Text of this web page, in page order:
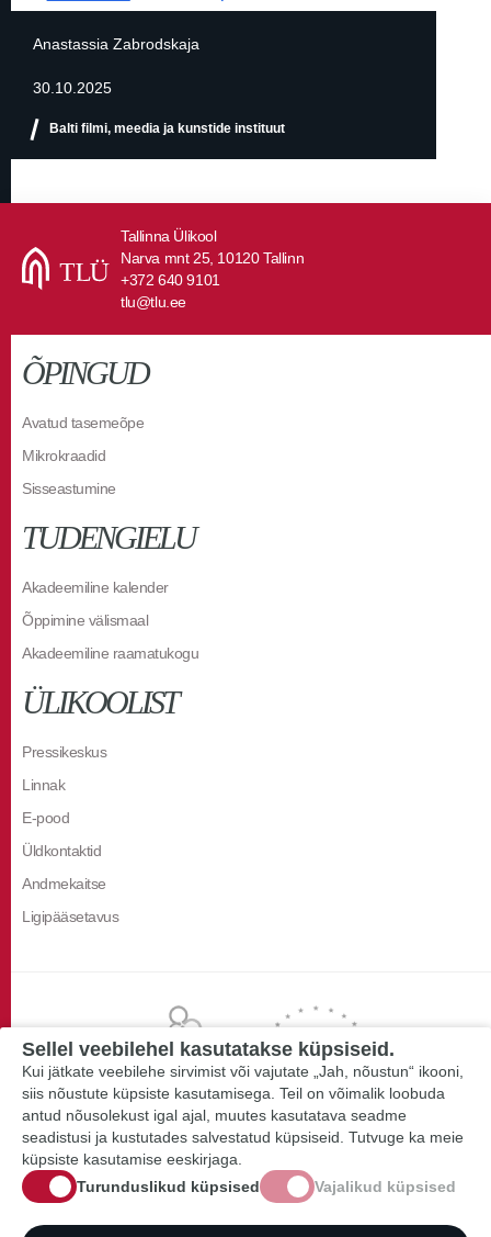
Anastassia Zabrodskaja
30.10.2025
Balti filmi, meedia ja kunstide instituut
Tallinna Ülikool
Narva mnt 25, 10120 Tallinn
+372 640 9101
tlu@tlu.ee
ÕPINGUD
Avatud tasemeõpe
Mikrokraadid
Sisseastumine
TUDENGIELU
Akadeemiline kalender
Õppimine välismaal
Akadeemiline raamatukogu
ÜLIKOOLIST
Pressikeskus
Linnak
E-pood
Üldkontaktid
Andmekaitse
Ligipääsetavus
Sellel veebilehel kasutatakse küpsiseid.
Kui jätkate veebilehe sirvimist või vajutate „Jah, nõustun“ ikooni,
siis nõustute küpsiste kasutamisega. Teil on võimalik loobuda
antud nõusolekust igal ajal, muutes kasutatava seadme
seadistusi ja kustutades salvestatud küpsiseid. Tutvuge ka meie
küpsiste kasutamise eeskirjaga.
Turunduslikud küpsised
Vajalikud küpsised